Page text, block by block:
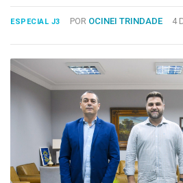
CONOSCO
2024
Desenvolvido
Tecnologia
Sistemas
ESPECIAL J3 POR OCINEI TRINDADE 4